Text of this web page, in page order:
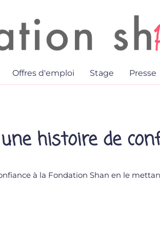
Offres d'emploi Stage Presse
histoire de
à la Fondation Shan en le